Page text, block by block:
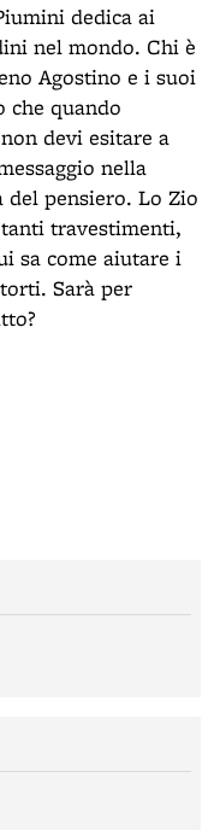
dedica ai
nel mondo. Chi è
Agostino e i suoi
che quando
devi esitare a
nella
pensiero. Lo Zio
travestimenti,
sa come aiutare i
Sarà per